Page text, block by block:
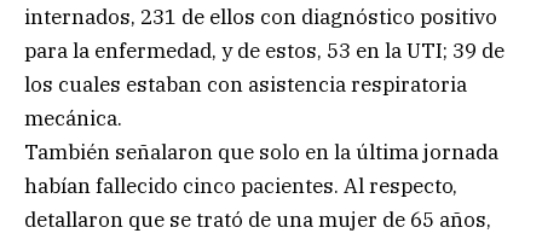
internados, 231 de ellos con diagnóstico positivo
para la enfermedad, y de estos, 53 en la UTI; 39 de
los cuales estaban con asistencia respiratoria
mecánica.
También señalaron que solo en la última jornada
habían fallecido cinco pacientes. Al respecto,
detallaron que se trató de una mujer de 65 años,